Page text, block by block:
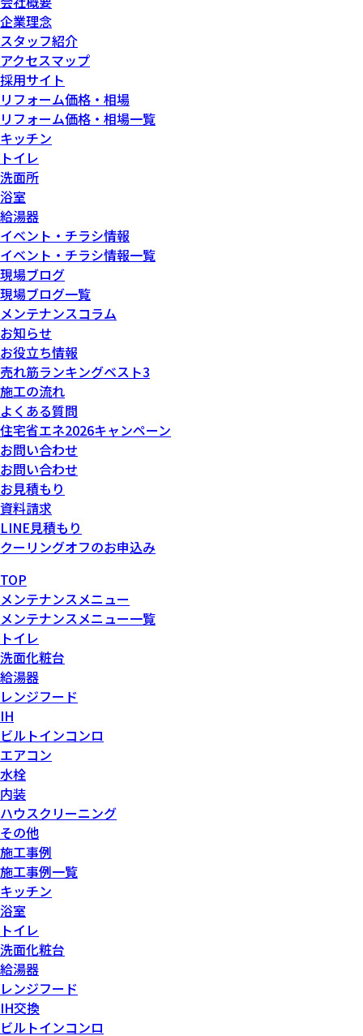
企業理念
スタッフ紹介
アクセスマップ
採用サイト
リフォーム価格・相場
リフォーム価格・相場一覧
キッチン
トイレ
洗面所
浴室
給湯器
イベント・チラシ情報
イベント・チラシ情報一覧
現場ブログ
現場ブログ一覧
メンテナンスコラム
お知らせ
お役立ち情報
売れ筋ランキングベスト3
施工の流れ
よくある質問
住宅省エネ2026キャンペーン
お問い合わせ
お問い合わせ
お見積もり
資料請求
LINE見積もり
クーリングオフのお申込み
TOP
メンテナンスメニュー
メンテナンスメニュー一覧
トイレ
洗面化粧台
給湯器
レンジフード
IH
ビルトインコンロ
エアコン
水栓
内装
ハウスクリーニング
その他
施工事例
施工事例一覧
キッチン
浴室
トイレ
洗面化粧台
給湯器
レンジフード
IH交換
ビルトインコンロ